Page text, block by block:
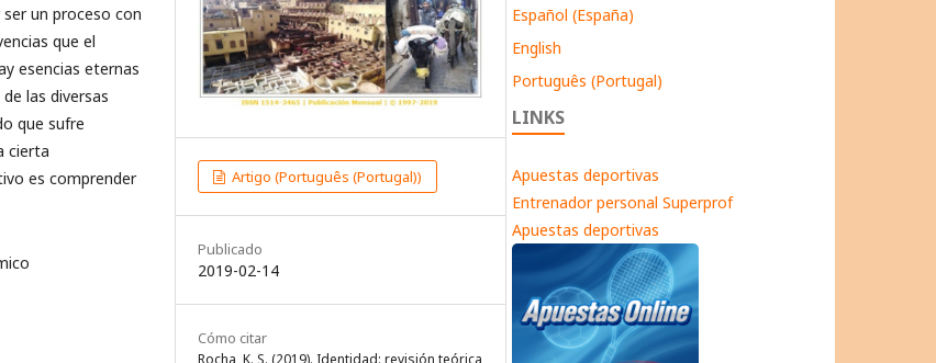
un proceso con
que el
esencias eternas
las diversas
que sufre
cierta
es comprender
Artigo (Português (Portugal))
Publicado
2019-02-14
Cómo citar
Español (España)
English
Português (Portugal)
LINKS
Apuestas deportivas
Entrenador personal Superprof
Apuestas deportivas